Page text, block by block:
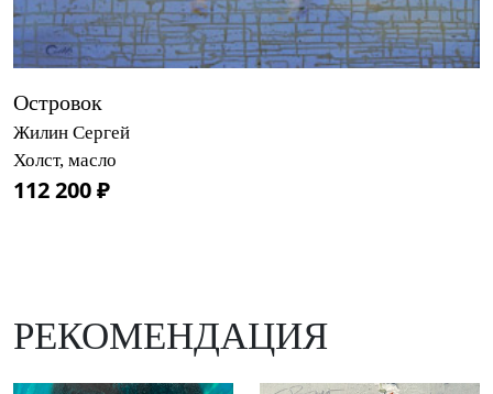
Островок
Жилин Сергей
Холст, масло
112 200 ₽
РЕКОМЕНДАЦИЯ